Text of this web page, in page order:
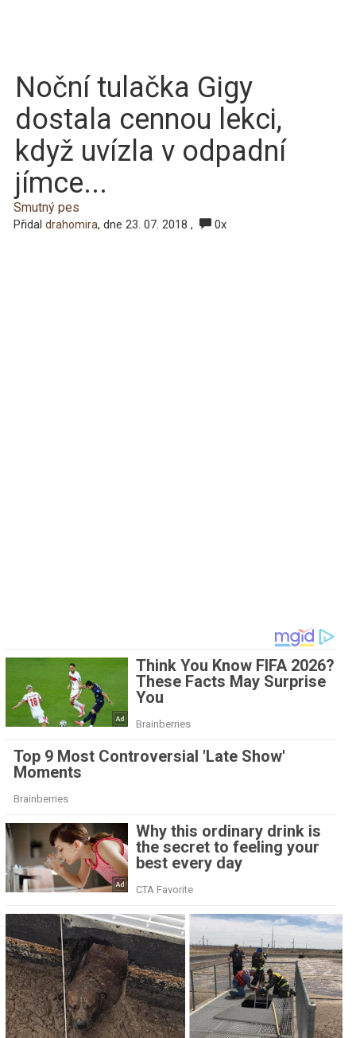
Noční tulačka Gigy
dostala cennou lekci,
když uvízla v odpadní
jímce...
Smutný pes
Přidal drahomira, dne 23. 07. 2018 , 0x